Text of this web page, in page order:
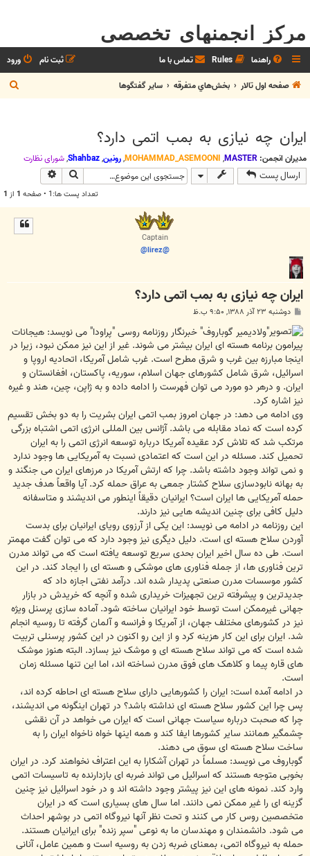
مرکز انجمنهای تخصصی
راهنما Rules تماس با ما ورود
ثبت نام
صفحه اول تالار
بخش‌‌هاي متفرقه ساير گفتگوها
س
ایران چه نیازی به بمب اتمی دارد؟
مدیران انجمن: MASTER
,
MOHAMMAD_ASEMOONI
,رونین,
Shahbaz
,شوراي نظارت
ارسال پست جستجو
تعداد پست ها:1 • صفحه 1 از 1
Captain
@lirez@
ایران چه نیازی به بمب اتمی دارد؟
ت
دوشنبه ۲۳ آذر ۱۳۸۸, ۹:۵۰ ب.ظ
"ولادیمیر گوباروف" خبرنگار روزنامه روسی "پراودا" می نویسد: هیجانات
پیرامون برنامه هسته ای ایران بیشتر می شوند. غیر از این نیز ممکن نبود، زیرا در
اینجا مبارزه بین غرب و شرق مطرح است. غرب شامل آمریکا، اتحادیه اروپا و
اسرائیل، شرق شامل کشورهای جهان اسلام، سوریه، پاکستان، افغانستان و
ایران. و درهر دو مورد می توان فهرست را ادامه داده و به ژاپن، چین، هند و غیره
نیز اشاره کرد.
وی ادامه می دهد: در جهان امروز بمب اتمی ایران بشریت را به دو بخش تقسیم
کرده است که نماد مقابله می باشد. آژانس بین المللی انرژی اتمی اشتباه بزرگی
مرتکب شد که تلاش کرد عقیده آمریکا درباره توسعه انرژی اتمی را به ایران
تحمیل کند. مسئله در این است که اعتمادی نسبت به آمریکایی ها وجود ندارد
و نمی تواند وجود داشته باشد. چرا که ارتش آمریکا در مرزهای ایران می جنگند و
به بهانه نابودسازی سلاح کشتار جمعی به عراق حمله کرد. آیا واقعاً هدف جدید
حمله آمریکایی ها ایران است؟ ایرانیان دقیقاً اینطور می اندیشند و متاسفانه
دلیل کافی برای چنین اندیشه هایی نیز دارند.
این روزنامه در ادامه می نویسد: این یکی از آرزوی رویای ایرانیان برای بدست
آوردن سلاح هسته ای است. دلیل دیگری نیز وجود دارد که می توان گفت مهمتر
است. طی ده سال اخیر ایران بحدی سریع توسعه یافته است که می تواند مدرن
ترین فناوری ها، از جمله فناوری های موشکی و هسته ای را ایجاد کند. در این
کشور موسسات مدرن صنعتی پدیدار شده اند. درآمد نفتی اجازه داد که
جدیدترین و پیشرفته ترین تجهیزات خریداری شده و آنچه که خریدش در بازار
جهانی غیرممکن است توسط خود ایرانیان ساخته شود. آماده سازی پرسنل ویژه
نیز در کشورهای مختلف جهان، از آمریکا و فرانسه و آلمان گرفته تا روسیه انجام
شد. ایران برای این کار هزینه کرد و از این رو اکنون در این کشور پرسنلی تربیت
شده است که می تواند سلاح هسته ای و موشک نیز بسازد. البته هنوز موشک
های قاره پیما و کلاهک های فوق مدرن نساخته اند، اما این تنها مسئله زمان
است.
در ادامه آمده است: ایران را کشورهایی دارای سلاح هسته ای احاطه کرده اند،
پس چرا این کشور سلاح هسته ای نداشته باشد؟ در تهران اینگونه می اندیشند،
چرا که صحبت درباره سیاست جهانی است که ایران می خواهد در آن نقشی
چشمگیر همانند سایر کشورها ایفا کند و همه اینها خواه ناخواه ایران را به
ساخت سلاح هسته ای سوق می دهند.
گوباروف می نویسد: مسلماً در تهران آشکارا به این اعتراف نخواهند کرد. در ایران
بخوبی متوجه هستند که اسرائیل می تواند ضربه ای بازدارنده به تاسیسات اتمی
وارد کند. نمونه های این نیز پیشتر وجود داشته اند و در خود اسرائیل نیز چنین
گزینه ای را غیر ممکن نمی دانند. اما سال های بسیاری است که در ایران
متخصصین روس کار می کنند و تحت نظر آنها نیروگاه اتمی در بوشهر احداث
می شود. دانشمندان و مهندسان ما به نوعی "سپر زنده" برای ایرانیان هستند.
حمله به نیروگاه اتمی، بمعنای ضربه زدن به روسیه است و همین عامل، آنانی